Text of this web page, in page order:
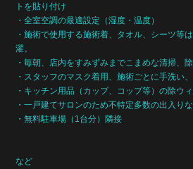
トを貼り付け
・全室空調の最適設定（湿度・温度）
・施術で使用する施術着、タオル、シーツ等
濯。
・毎朝、店内をすみずみまでこまめな清掃、
・スタッフのマスク着用、施術ごとに手洗い
・キッチン用品（カップ、コップ等）
・一戸建てサロンのため不特定多数の出入り
・無料駐車場（1台分）隣接
など